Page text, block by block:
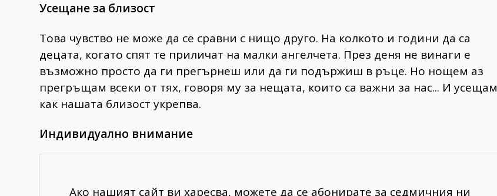
Усещане за близост
Това чувство не може да се сравни с нищо друго. На колкото и години да са
децата, когато спят те приличат на малки ангелчета. През деня не винаги е
възможно просто да ги прегърнеш или да ги подържиш в ръце. Но нощем аз
прегръщам всеки от тях, говоря му за нещата, които са важни за нас... И усещам
как нашата близост укрепва.
Индивидуално внимание
Ако нашият сайт ви харесва, можете да се абонирате за седмичния ни